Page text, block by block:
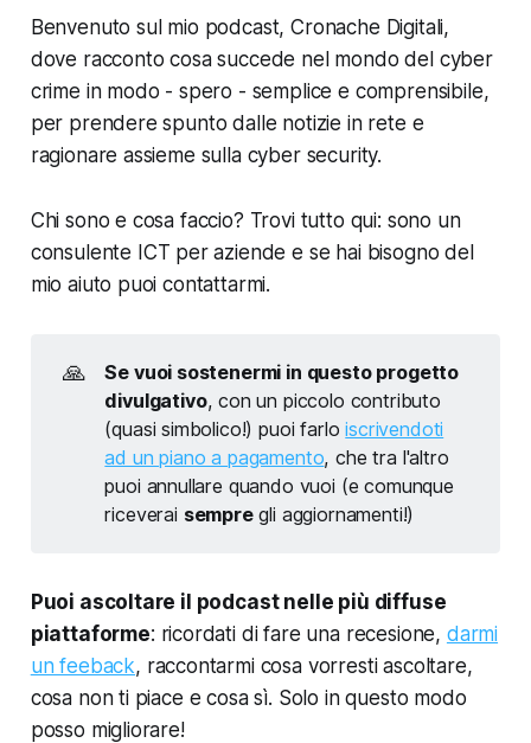
Benvenuto sul mio podcast, Cronache Digitali,
dove racconto cosa succede nel mondo del cyber
crime in modo - spero - semplice e comprensibile,
per prendere spunto dalle notizie in rete e
ragionare assieme sulla cyber security.
Chi sono e cosa faccio? Trovi tutto qui: sono un
consulente ICT per aziende e se hai bisogno del
mio aiuto puoi contattarmi.
🙏
Se vuoi sostenermi in questo progetto
divulgativo, con un piccolo contributo
(quasi simbolico!) puoi farloiscrivendoti
ad un piano a pagamento, che tra l'altro
puoi annullare quando vuoi (e comunque
riceverai sempregli aggiornamenti!)
Puoi ascoltare il podcast nelle più diffuse
piattaforme: ricordati di fare una recesione, darmi
un feeback, raccontarmi cosa vorresti ascoltare,
cosa non ti piace e cosa sì. Solo in questo modo
posso migliorare!